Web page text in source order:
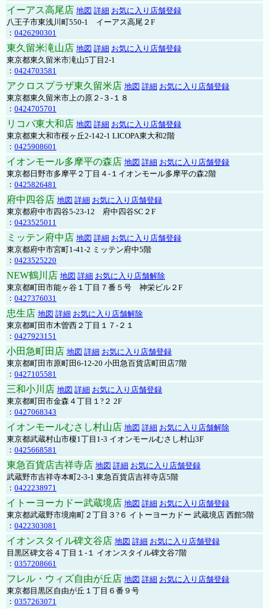
イーアス高尾店 地図 詳細 お気に入り店舗登録
八王子市東浅川町550-1 イーアス高尾２F
： 0426290301
東久留米滝山店 地図 詳細 お気に入り店舗登録
東京都東久留米市滝山5丁目2-1
： 0424703581
アクロスプラザ東久留米店 地図 詳細 お気に入り店舗登録
東京都東久留米市上の原２-３-１８
： 0424705701
リコパ東大和店 地図 詳細 お気に入り店舗登録
東京都東大和市桜ヶ丘2-142-1 LICOPA東大和2階
： 0425908601
イオンモール多摩平の森店 地図 詳細 お気に入り店舗登録
東京都日野市多摩平２丁目４-１イオンモール多摩平の森2階
： 0425826481
府中四谷店 地図 詳細 お気に入り店舗登録
東京都府中市四谷5-23-12 府中四谷SC２F
： 0423525011
ミッテン府中店 地図 詳細 お気に入り店舗登録
東京都府中市宮町1-41-2 ミッテン府中5階
： 0423525220
NEW鶴川店 地図 詳細 お気に入り店舗解除
東京都町田市能ヶ谷１丁目７番５号 神栄ビル２F
： 0427376031
忠生店 地図 詳細 お気に入り店舗解除
東京都町田市木曽西２丁目１７-２１
： 0427923151
小田急町田店 地図 詳細 お気に入り店舗登録
東京都町田市原町田6-12-20 小田急百貨店町田店7階
： 0427105581
三和小川店 地図 詳細 お気に入り店舗登録
東京都町田市金森４丁目１?２ 2F
： 0427068343
イオンモールむさし村山店 地図 詳細 お気に入り店舗解除
東京都武蔵村山市榎1丁目1-3 イオンモールむさし村山3F
： 0425668581
東急百貨店吉祥寺店 地図 詳細 お気に入り店舗登録
武蔵野市吉祥寺本町2-3-1 東急百貨店吉祥寺店5階
： 0422238971
イトーヨーカドー武蔵境店 地図 詳細 お気に入り店舗登録
東京都武蔵野市境南町２丁目３?６ イトーヨーカドー 武蔵境店 西館5階
： 0422303081
イオンスタイル碑文谷店 地図 詳細 お気に入り店舗登録
目黒区碑文谷４丁目１-１ イオンスタイル碑文谷7階
： 0357208661
フレル・ウィズ自由が丘店 地図 詳細 お気に入り店舗登録
東京都目黒区自由が丘１丁目６番９号
： 0357263071